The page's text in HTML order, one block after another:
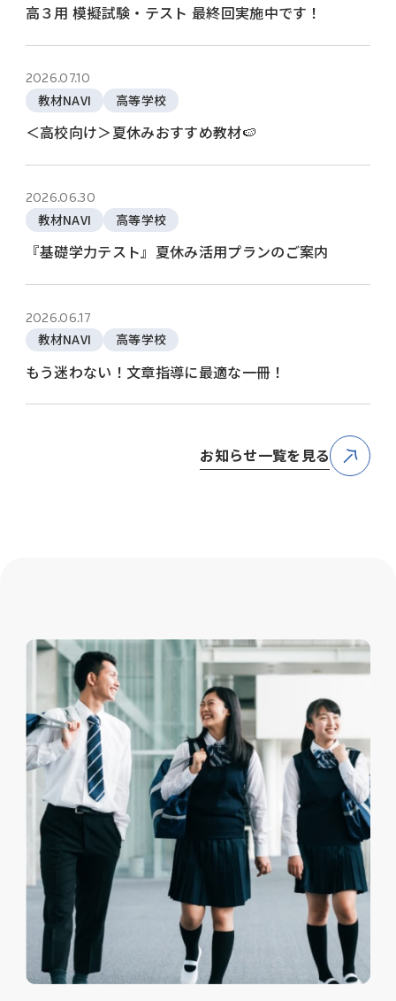
お知らせ一覧を見る
高３用 模擬試験・テスト 最終回実施中です！
2026.07.10
教材NAVI 高等学校
＜高校向け＞夏休みおすすめ教材🍉
2026.06.30
教材NAVI 高等学校
『基礎学力テスト』夏休み活用プランのご案内
2026.06.17
教材NAVI 高等学校
もう迷わない！文章指導に最適な一冊！